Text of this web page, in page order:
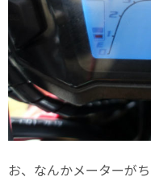
お、なんかメーターが